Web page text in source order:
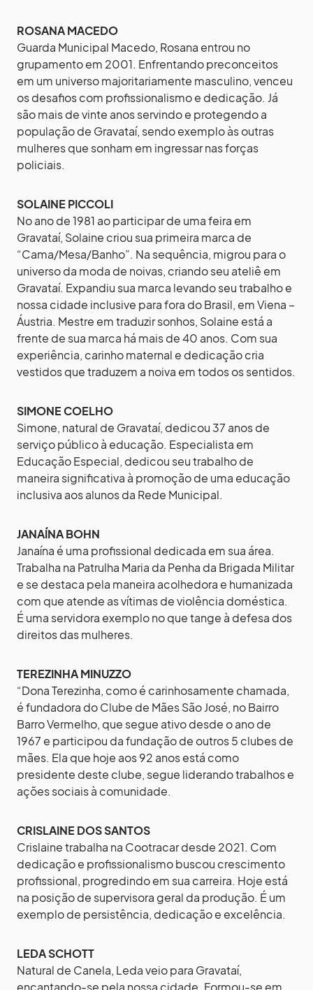
ROSANA MACEDO
Guarda Municipal Macedo, Rosana entrou no
grupamento em 2001. Enfrentando preconceitos
em um universo majoritariamente masculino, venceu
os desafios com profissionalismo e dedicação. Já
são mais de vinte anos servindo e protegendo a
população de Gravataí, sendo exemplo às outras
mulheres que sonham em ingressar nas forças
policiais.
SOLAINE PICCOLI
No ano de 1981 ao participar de uma feira em
Gravataí, Solaine criou sua primeira marca de
“Cama/Mesa/Banho”. Na sequência, migrou para o
universo da moda de noivas, criando seu ateliê em
Gravataí. Expandiu sua marca levando seu trabalho e
nossa cidade inclusive para fora do Brasil, em Viena –
Áustria. Mestre em traduzir sonhos, Solaine está a
frente de sua marca há mais de 40 anos. Com sua
experiência, carinho maternal e dedicação cria
vestidos que traduzem a noiva em todos os sentidos.
SIMONE COELHO
Simone, natural de Gravataí, dedicou 37 anos de
serviço público à educação. Especialista em
Educação Especial, dedicou seu trabalho de
maneira significativa à promoção de uma educação
inclusiva aos alunos da Rede Municipal.
JANAÍNA BOHN
Janaína é uma profissional dedicada em sua área.
Trabalha na Patrulha Maria da Penha da Brigada Militar
e se destaca pela maneira acolhedora e humanizada
com que atende as vítimas de violência doméstica.
É uma servidora exemplo no que tange à defesa dos
direitos das mulheres.
TEREZINHA MINUZZO
“Dona Terezinha, como é carinhosamente chamada,
é fundadora do Clube de Mães São José, no Bairro
Barro Vermelho, que segue ativo desde o ano de
1967 e participou da fundação de outros 5 clubes de
mães. Ela que hoje aos 92 anos está como
presidente deste clube, segue liderando trabalhos e
ações sociais à comunidade.
CRISLAINE DOS SANTOS
Crislaine trabalha na Cootracar desde 2021. Com
dedicação e profissionalismo buscou crescimento
profissional, progredindo em sua carreira. Hoje está
na posição de supervisora geral da produção. É um
exemplo de persistência, dedicação e excelência.
LEDA SCHOTT
Natural de Canela, Leda veio para Gravataí,
encantando-se pela nossa cidade. Formou-se em